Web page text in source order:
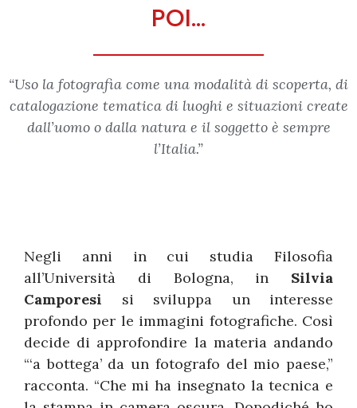
POI…
“Uso la fotografia come una modalità di scoperta, di
catalogazione tematica di luoghi e situazioni create
dall’uomo o dalla natura e il soggetto è sempre
l’Italia.”
Negli anni in cui studia Filosofia
all’Università di Bologna, in Silvia
Camporesi si sviluppa un interesse
profondo per le immagini fotografiche. Così
decide di approfondire la materia andando
“‘a bottega’ da un fotografo del mio paese,”
racconta. “Che mi ha insegnato la tecnica e